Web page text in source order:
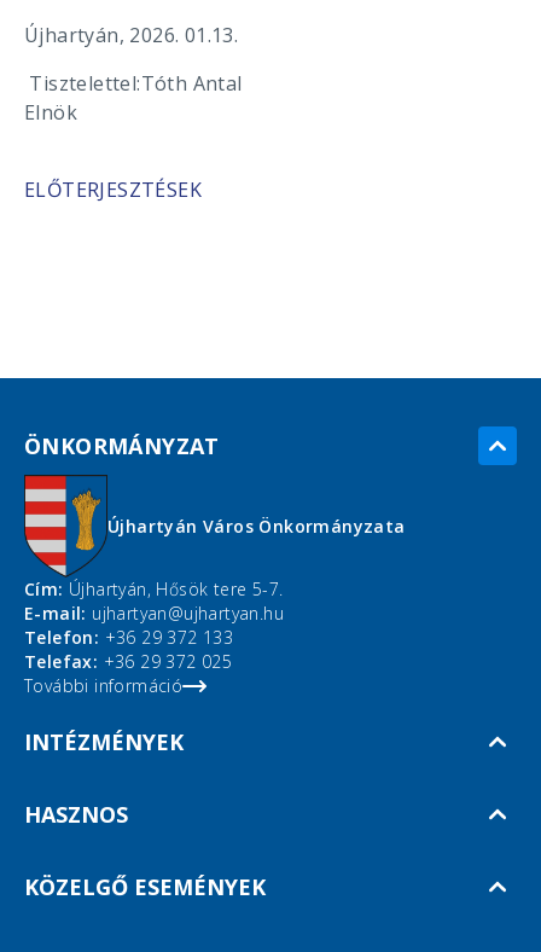
Újhartyán, 2026. 01.13.
Tisztelettel:Tóth Antal
Elnök
ELŐTERJESZTÉSEK
ÖNKORMÁNYZAT
Újhartyán Város Önkormányzata
Cím: Újhartyán, Hősök tere 5-7.
E-mail: ujhartyan@ujhartyan.hu
Telefon: +36 29 372 133
Telefax: +36 29 372 025
További információ
INTÉZMÉNYEK
HASZNOS
KÖZELGŐ ESEMÉNYEK